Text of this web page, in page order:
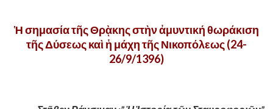
Ἡ σημασία τῆς Θρᾲκης στὴν ἀμυντική θωράκιση
τῆς Δύσεως καὶ ἡ μάχη τῆς Νικοπόλεως (24-
26/9/1396)